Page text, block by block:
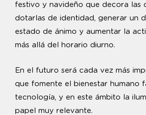
festivo y navideño que decora las
dotarlas de identidad, generar un
estado de ánimo y aumentar la
más allá del horario diurno.
En el futuro será cada vez más
que fomente el bienestar humano
tecnología, y en este ámbito la
papel muy relevante.